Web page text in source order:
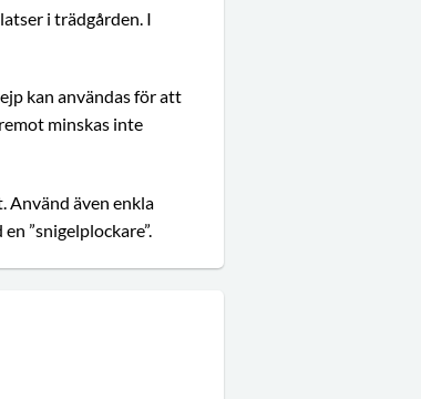
i trädgården. I
kan användas för att
minskas inte
Använd även enkla
”snigelplockare”.